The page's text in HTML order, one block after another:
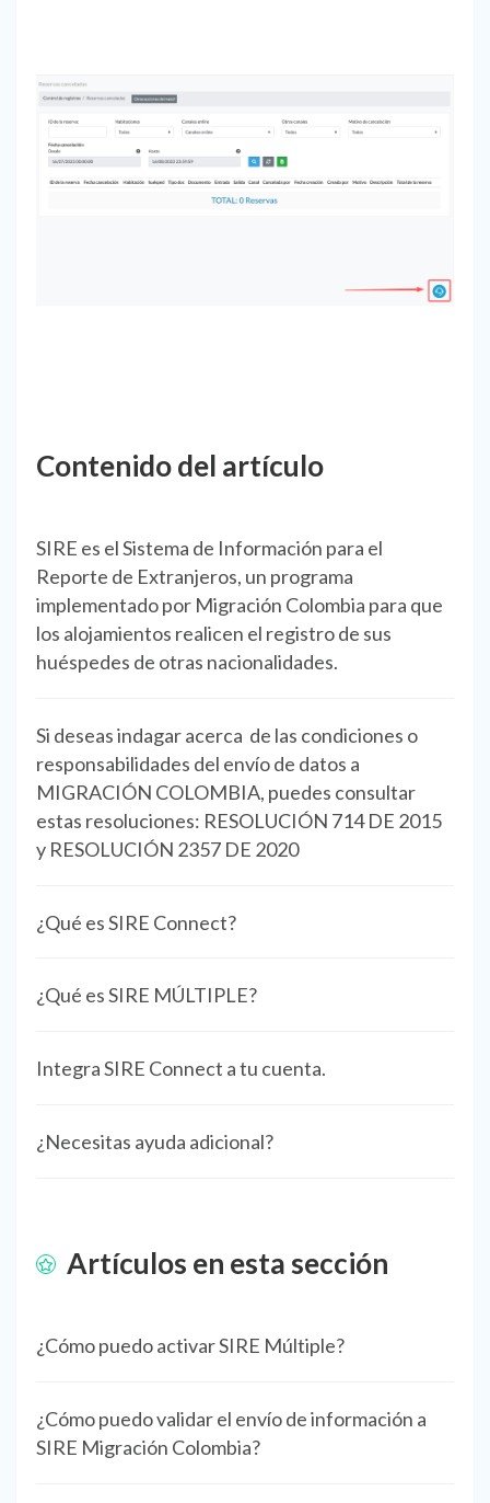
Contenido del artículo
SIRE es el Sistema de Información para el
Reporte de Extranjeros, un programa
implementado por Migración Colombia para que
los alojamientos realicen el registro de sus
huéspedes de otras nacionalidades.
Si deseas indagar acerca de las condiciones o
responsabilidades del envío de datos a
MIGRACIÓN COLOMBIA, puedes consultar
estas resoluciones: RESOLUCIÓN 714 DE 2015
y RESOLUCIÓN 2357 DE 2020
¿Qué es SIRE Connect?
¿Qué es SIRE MÚLTIPLE?
Integra SIRE Connect a tu cuenta.
¿Necesitas ayuda adicional?
Artículos en esta sección
¿Cómo puedo activar SIRE Múltiple?
¿Cómo puedo validar el envío de información a
SIRE Migración Colombia?